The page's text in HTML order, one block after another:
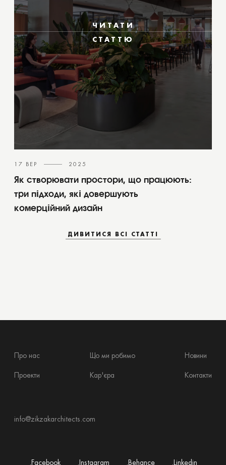
ЧИТАТИ
СТАТТЮ
17 ВЕР 2025
Як створювати простори, що працюють:
три підходи, які довершують
комерційний дизайн
ДИВИТИСЯ ВСІ СТАТТІ
Про нас
Проекти
Що ми робимо
Кар'єра
Новини
Контакти
info@zikzakarchitects.com
.Facebook .Instagram .Behance .Linkedin